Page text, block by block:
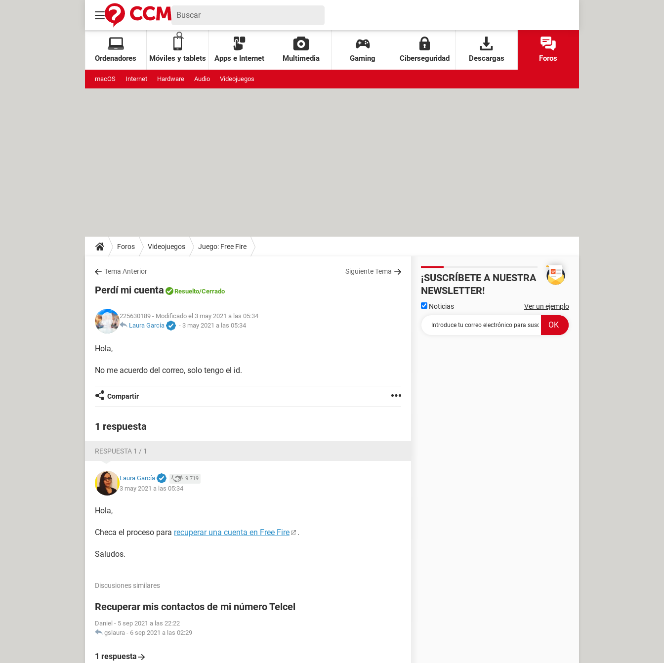
Ordenadores Móviles y tablets Apps e Internet Multimedia Gaming Ciberseguridad Descargas Foros
macOS Internet Hardware Audio Videojuegos
Foros Videojuegos Juego: Free Fire
Tema Anterior Siguiente Tema
Perdí mi cuenta Resuelto/Cerrado
225630189 - Modificado el 3 may 2021 a las 05:34
Laura García
- 3 may 2021 a las 05:34
Hola,
No me acuerdo del correo, solo tengo el id.
Compartir
1 respuesta
RESPUESTA 1 / 1
Laura García 9.719
3 may 2021 a las 05:34
Hola,
Checa el proceso para recuperar una cuenta en Free Fire .
Saludos.
Discusiones similares
Recuperar mis contactos de mi número Telcel
Daniel - 5 sep 2021 a las 22:22
gslaura - 6 sep 2021 a las 02:29
1 respuesta
¡SUSCRÍBETE A NUESTRA
NEWSLETTER!
Noticias Ver un ejemplo